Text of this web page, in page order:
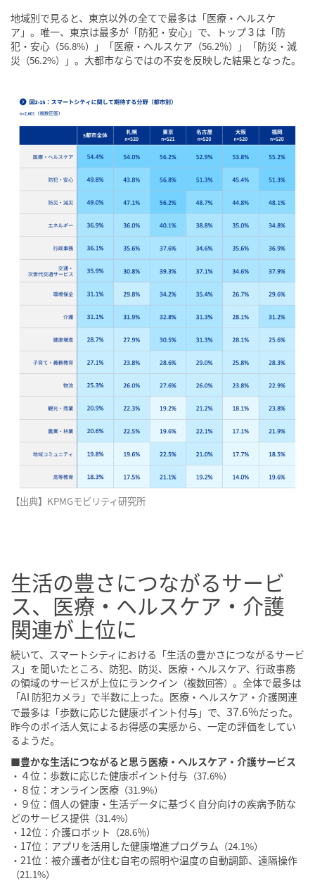
地域別で見ると、東京以外の全てで最多は「医療・ヘルスケ
ア」。唯一、東京は最多が「防犯・安心」で、トップ３は「防
犯・安心 （56.8%） 」「医療・ヘルスケア （56.2％）
」「防災・減
災 （56.2%） 」。大都市ならではの不安を反映した結果となった。
【出典】KPMGモビリティ研究所
生活の豊さにつながるサービ
ス、医療・ヘルスケア・介護
関連が上位に
続いて、スマートシティにおける「生活の豊かさにつながるサービ
ス」を聞いたところ、防犯、防災、医療・ヘルスケア、行政事務
の領域のサービスが上位にランクイン （複数回答） 。全体で最多は
「AI 防犯カメラ」で半数に上った。医療・ヘルスケア・介護関連
で最多は「歩数に応じた健康ポイント付与」で、 37.6%だった。
昨今のポイ活人気によるお得感の実感から、一定の評価をしてい
るようだ。
■豊かな生活につながると思う医療・ヘルスケア・介護サービス
・４位：歩数に応じた健康ポイント付与 （37.6%）
・８位：オンライン医療 （31.9%）
・９位：個人の健康・生活データに基づく自分向けの疾病予防な
どのサービス提供 （31.4%）
・12位：介護ロボット （28.6％）
・17位：アプリを活用した健康増進プログラム （24.1%）
・21位：被介護者が住む自宅の照明や温度の自動調節、遠隔操作
（21.1%）